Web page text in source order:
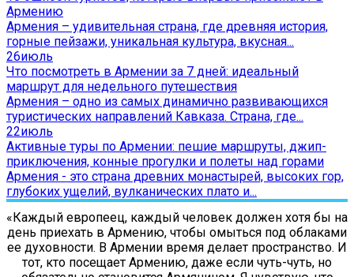
Армению
Армения – удивительная страна, где древняя история,
горные пейзажи, уникальная культура, вкусная...
26июль
Что посмотреть в Армении за 7 дней: идеальный
маршрут для недельного путешествия
Армения – одно из самых динамично развивающихся
туристических направлений Кавказа. Страна, где...
22июль
Активные туры по Армении: пешие маршруты, джип-
приключения, конные прогулки и полеты над горами
Армения - это страна древних монастырей, высоких гор,
глубоких ущелий, вулканических плато и...
«Каждый европеец, каждый человек должен хотя бы на
день приехать в Армению, чтобы омыться под облаками
ее духовности. В Армении время делает пространство. И
тот, кто посещает Армению, даже если чуть-чуть, но